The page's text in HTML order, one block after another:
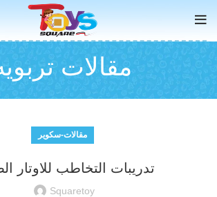
مقالات
مقالات-سكوير
تدريبات التخاطب للاوتار
Squaretoy